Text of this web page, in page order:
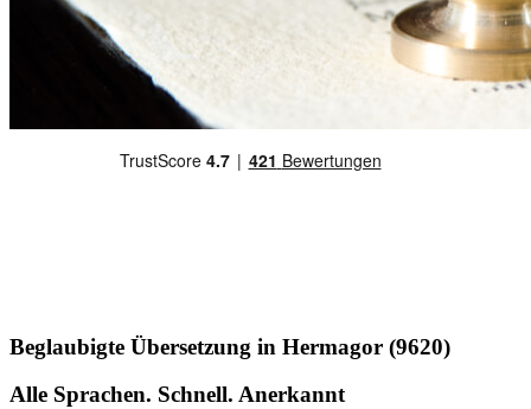
Beglaubigte Übersetzung in Hermagor (9620)
Alle Sprachen. Schnell. Anerkannt